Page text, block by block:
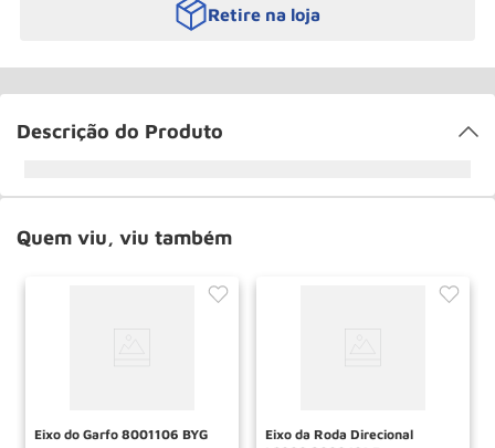
Retire na loja
Descrição do Produto
Quem viu, viu também
Eixo do Garfo 8001106 BYG
Eixo da Roda Direcional